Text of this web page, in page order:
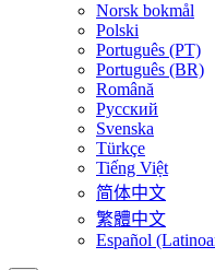
Norsk bokmål
Polski
Português (PT)
Português (BR)
Română
Русский
Svenska
Türkçe
Tiếng Việt
简体中文
繁體中文
Español